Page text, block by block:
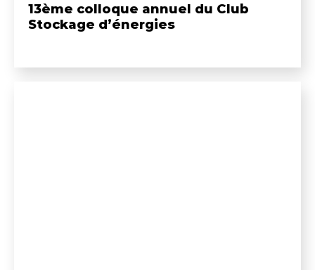
13ème colloque annuel du Club
Stockage d’énergies